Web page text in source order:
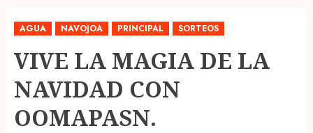
AGUA NAVOJOA PRINCIPAL SORTEOS
VIVE LA MAGIA DE LA
NAVIDAD CON
OOMAPASN.